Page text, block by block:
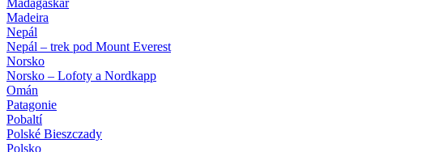
Madagaskar
Madeira
Nepál
Nepál – trek pod Mount Everest
Norsko
Norsko – Lofoty a Nordkapp
Omán
Patagonie
Pobaltí
Polské Bieszczady
Polsko